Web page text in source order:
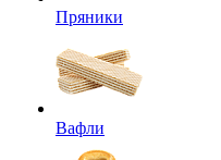
Пряники
Вафли